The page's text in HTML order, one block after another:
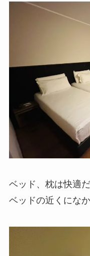
ベッド、枕は快適
ベッドの近くにな